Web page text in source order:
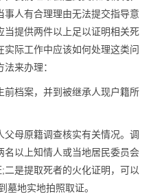
人有合理理由无法提交指导意
当提供两件以上足以证明相关死
际工作中应该如何处理这类问
来办理：
前档案，并到被继承人现户籍所
母原籍调查核实有关情况。调
以上知情人或当地居民委员会
是提取死者的火化证明，可以
墓地实地拍照取证。